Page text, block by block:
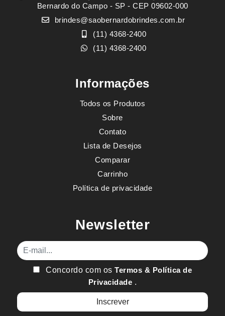
Bernardo do Campo - SP - CEP 09602-000
brindes@saobernardobrindes.com.br
(11) 4368-2400
(11) 4368-2400
Informações
Todos os Produtos
Sobre
Contato
Lista de Desejos
Comparar
Carrinho
Política de privacidade
Newsletter
E-mail
Concordo com osTermos & Política de
Privacidade .